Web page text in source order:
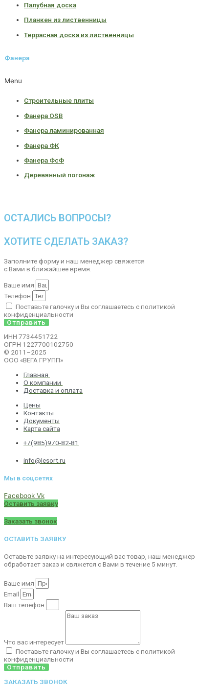
Палубная доска
Планкен из лиственницы
Террасная доска из лиственницы
Фанера
Menu
Строительные плиты
Фанера OSB
Фанера ламинированная
Фанера ФК
Фанера ФсФ
Деревянный погонаж
ОСТАЛИСЬ ВОПРОСЫ?
ХОТИТЕ СДЕЛАТЬ ЗАКАЗ?
Заполните форму и наш менеджер свяжется
с Вами в ближайшее время.
Ваше имя
Телефон
Поставьте галочку и Вы соглашаетесь с политикой
конфиденциальности
Отправить
ИНН 7734451722
ОГРН 1227700102750
© 2011–2025
ООО «ВЕГА ГРУПП»
Главная
О компании
Доставка и оплата
Цены
Контакты
Документы
Карта сайта
+7(985)970-82-81
info@lesort.ru
Мы в соцсетях
Facebook Vk
Оставить заявку
Заказать звонок
ОСТАВИТЬ ЗАЯВКУ
Оставьте заявку на интересующий вас товар, наш менеджер
обработает заказ и свяжется с Вами в течение 5 минут.
Ваше имя
Email
Ваш телефон
Что вас интересует
Поставьте галочку и Вы соглашаетесь с политикой
конфиденциальности
Отправить
ЗАКАЗАТЬ ЗВОНОК